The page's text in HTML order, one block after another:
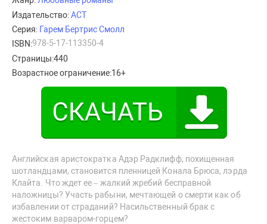
Издательство:АСТ
Серия: Гарем Бертрис Смолл
ISBN:978-5-17-113350-4
Страницы:440
Возрастное ограничение:16+
Английская аристократка Адэр Радклифф, похищенная
шотландцами, становится пленницей Конала Брюса, лэрда
Клайта. Что ждет ее – жалкий жребий бесправной
наложницы? Участь рабыни, мечтающей о смерти как об
избавлении от страданий? Насильственный брак с
жестоким варваром-горцем?